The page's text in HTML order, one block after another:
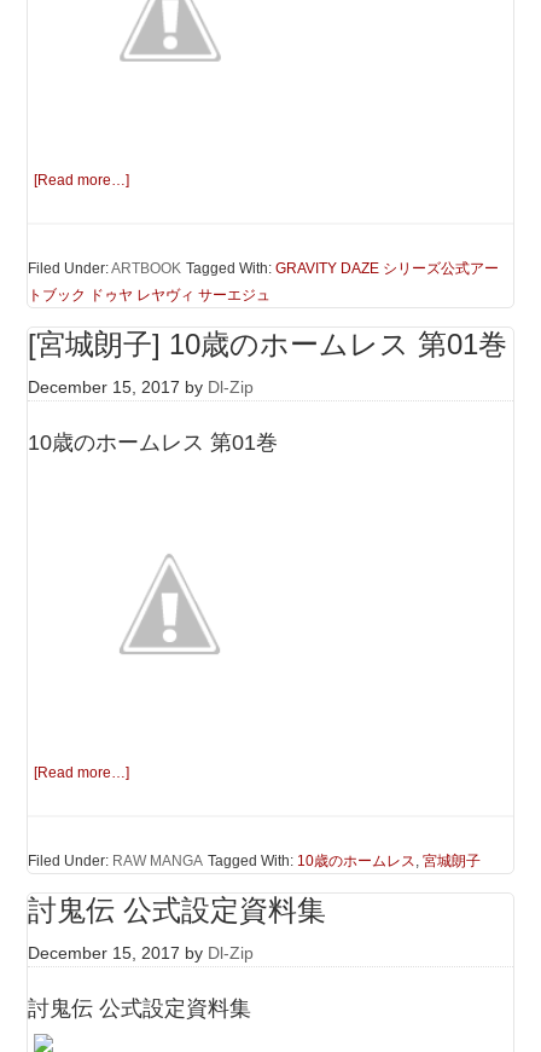
[Read more…]
Filed Under:ARTBOOK Tagged With:GRAVITY DAZE シリーズ公式アー
トブック ドゥヤ レヤヴィ サーエジュ
[宮城朗子] 10歳のホームレス 第01巻
December 15, 2017 by Dl-Zip
10歳のホームレス 第01巻
[Read more…]
Filed Under: RAW MANGA Tagged With: 10歳のホームレス,宮城朗子
討鬼伝 公式設定資料集
December 15, 2017 by Dl-Zip
討鬼伝 公式設定資料集